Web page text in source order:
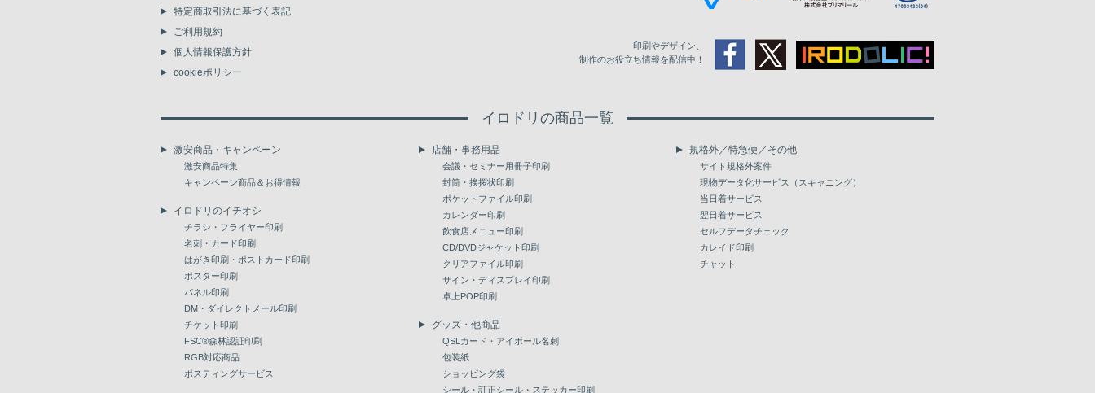
特定商取引法に基づく表記
ご利用規約
個人情報保護方針
cookieポリシー
印刷やデザイン、
制作のお役立ち情報を配信中！
イロドリの商品一覧
激安商品・キャンペーン
激安商品特集
キャンペーン商品＆お得情報
イロドリのイチオシ
チラシ・フライヤー印刷
名刺・カード印刷
はがき印刷・ポストカード印刷
ポスター印刷
パネル印刷
DM・ダイレクトメール印刷
チケット印刷
FSC®森林認証印刷
RGB対応商品
ポスティングサービス
店舗・事務用品
会議・セミナー用冊子印刷
封筒・挨拶状印刷
ポケットファイル印刷
カレンダー印刷
飲食店メニュー印刷
CD/DVDジャケット印刷
クリアファイル印刷
サイン・ディスプレイ印刷
卓上POP印刷
グッズ・他商品
QSLカード・アイボール名刺
包装紙
ショッピング袋
シール・訂正シール・ステッカー印刷
規格外／特急便／その他
サイト規格外案件
現物データ化サービス（スキャニング）
当日着サービス
翌日着サービス
セルフデータチェック
カレイド印刷
チャット